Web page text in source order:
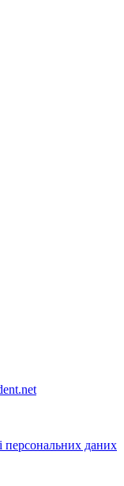
персональних даних